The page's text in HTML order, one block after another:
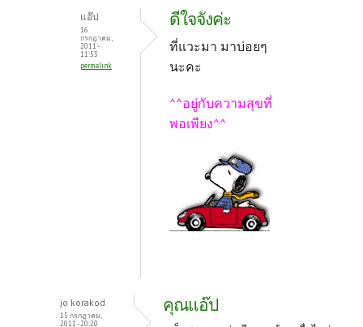
แอ๊ป
16
กรกฎาคม,
2011 -
11:53
permalink
ดีใจจังค่ะ
ที่แวะมา มาบ่อยๆ
นะคะ
^^อยู่กับความสุขที่
พอเพียง^^
jo korakod
15 กรกฎาคม,
2011 - 20:20
คุณแอ๊ป